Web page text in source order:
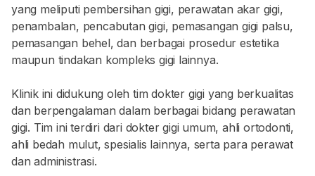
yang meliputi pembersihan gigi, perawatan akar gigi,
penambalan, pencabutan gigi, pemasangan gigi palsu,
pemasangan behel, dan berbagai prosedur estetika
maupun tindakan kompleks gigi lainnya.
Klinik ini didukung oleh tim dokter gigi yang berkualitas
dan berpengalaman dalam berbagai bidang perawatan
gigi. Tim ini terdiri dari dokter gigi umum, ahli ortodonti,
ahli bedah mulut, spesialis lainnya, serta para perawat
dan administrasi.